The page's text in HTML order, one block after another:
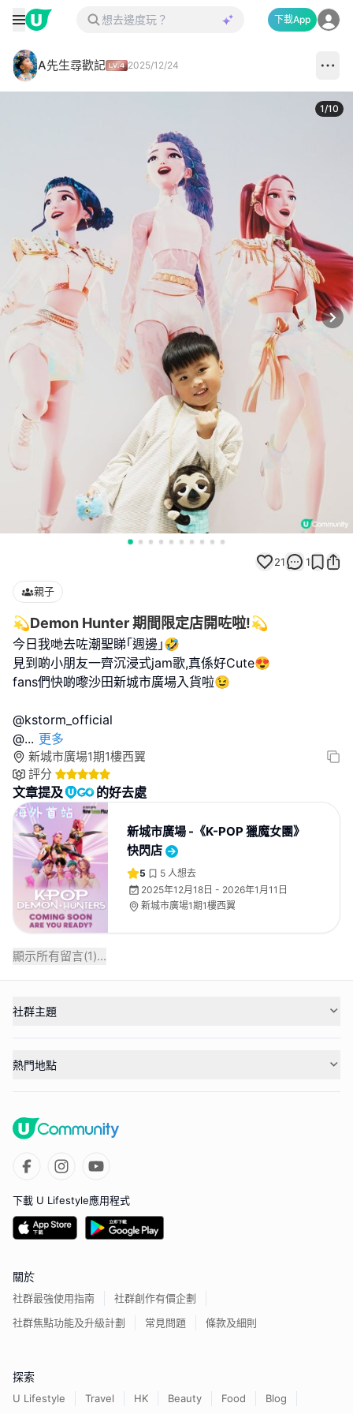
下載App
A先生尋歡記 2025/12/24
1/10
21 1
親子
💫Demon Hunter 期間限定店開咗啦!💫
今日我哋去咗潮聖睇｢週邊｣🤣
見到啲小朋友一齊沉浸式jam歌,真係好Cute😍
fans們快啲嚟沙田新城市廣場入貨啦😉
@kstorm_official
@... 更多
新城市廣場1期1樓西翼
評分
文章提及 的好去處
新城市廣場 -《K-POP 獵魔女團》
快閃店
5 5 人想去
2025年12月18日 - 2026年1月11日
新城市廣場1期1樓西翼
顯示所有留言(1)...
社群主題
熱門地點
下載 U Lifestyle應用程式
關於
社群最強使用指南
社群創作有價企劃
社群焦點功能及升級計劃
常見問題 條款及細則
探索
U Lifestyle Travel HK Beauty Food Blog